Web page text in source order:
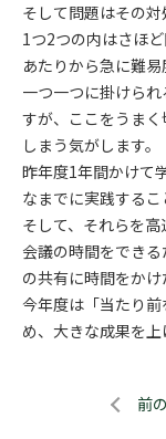
そして問題はその対
1つ2つの内はさほ
あたりから急に難易
一つ一つに掛けら
すが、ここをうま
しまう気がします。
昨年度1年間かけて
なまでに実践するこ
そして、それらを高
会議の時間をでき
の共有に時間をかけ
今年度は「当たり
め、大きな成果を上
前